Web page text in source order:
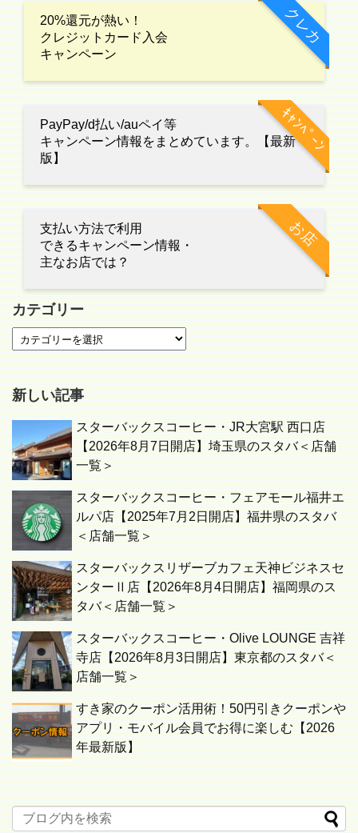
クレカ
20%還元が熱い！
クレジットカード入会
キャンペーン
ｷｬﾝﾍﾟｰﾝ
PayPay/d払い/auペイ等
キャンペーン情報をまとめています。【最新
版】
お店
支払い方法で利用
できるキャンペーン情報・
主なお店では？
カテゴリー
新しい記事
スターバックスコーヒー・JR大宮駅 西口店
【2026年8月7日開店】埼玉県のスタバ＜店舗
一覧＞
スターバックスコーヒー・フェアモール福井エ
ルパ店【2025年7月2日開店】福井県のスタバ
＜店舗一覧＞
スターバックスリザーブカフェ天神ビジネスセ
ンターⅡ店【2026年8月4日開店】福岡県のス
タバ＜店舗一覧＞
スターバックスコーヒー・Olive LOUNGE 吉祥
寺店【2026年8月3日開店】東京都のスタバ＜
店舗一覧＞
すき家のクーポン活用術！50円引きクーポンや
アプリ・モバイル会員でお得に楽しむ【2026
年最新版】